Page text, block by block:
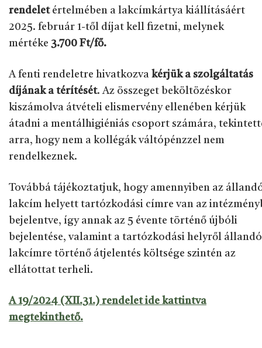
rendeletértelmében a lakcímkártya kiállításáért
2025. február 1-től díjat kell fizetni, melynek
mértéke 3.700 Ft/fő.
A fenti rendeletre hivatkozva kérjük a szolgáltatás
díjának a térítését. Az összeget beköltözéskor
kiszámolva átvételi elismervény ellenében kérjük
átadni a mentálhigiéniás csoport számára,
arra, hogy nem a kollégák váltópénzzel nem
rendelkeznek.
Továbbá tájékoztatjuk, hogy amennyiben az
lakcím helyett tartózkodási címre van az
bejelentve, így annak az 5 évente történő újbóli
bejelentése, valamint a tartózkodási helyről állandó
lakcímre történő átjelentés költsége szintén az
ellátottat terheli.
A19/2024 (XII.31.) rendeletide kattintva
megtekinthető.